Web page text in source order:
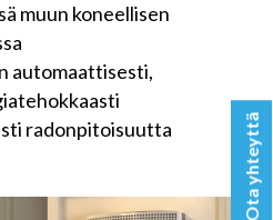
muun koneellisen
automaattisesti,
radonpitoisuutta
Ota yhteyttä
Ota yhteyttä